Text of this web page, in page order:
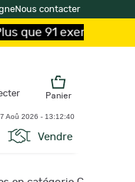
Nous contacter
! /Livraison
Vendre
Panier
Aoû 2026 - 13:12:41